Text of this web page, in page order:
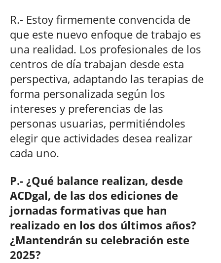
R.- Estoy firmemente convencida de
que este nuevo enfoque de trabajo es
una realidad. Los profesionales de los
centros de día trabajan desde esta
perspectiva, adaptando las terapias de
forma personalizada según los
intereses y preferencias de las
personas usuarias, permitiéndoles
elegir que actividades desea realizar
cada uno.
P.- ¿Qué balance realizan, desde
ACDgal, de las dos ediciones de
jornadas formativas que han
realizado en los dos últimos años?
¿Mantendrán su celebración este
2025?